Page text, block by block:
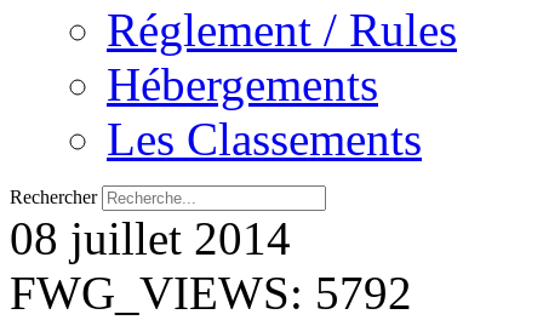
Réglement / Rules
Hébergements
Les Classements
Rechercher
08 juillet 2014
FWG_VIEWS: 5792